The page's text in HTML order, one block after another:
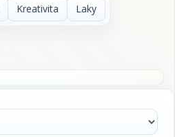
Kreativita Laky